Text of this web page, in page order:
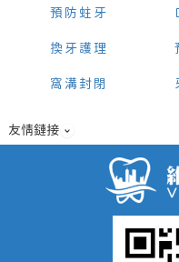
預防蛀牙
換牙護理
窩溝封閉
友情鏈接